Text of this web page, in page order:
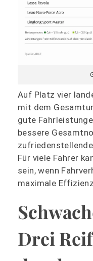
Auf Platz vier
mit dem
gute
bessere
Für viele Fahrer
sein, wenn
maximale
Drei